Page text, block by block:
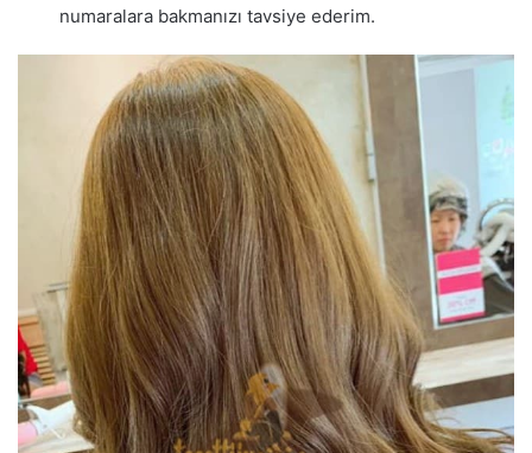
numaralara bakmanızı tavsiye ederim.